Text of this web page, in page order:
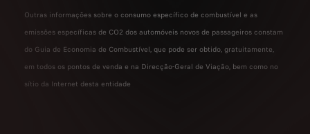
Outras informações sobre o consumo específico de combustível e as
emissões específicas de CO2 dos automóveis novos de passageiros constam
do Guia de Economia de Combustível, que pode ser obtido, gratuitamente,
em todos os pontos de venda e na Direcção-Geral de Viação, bem como no
sítio da Internet desta entidade